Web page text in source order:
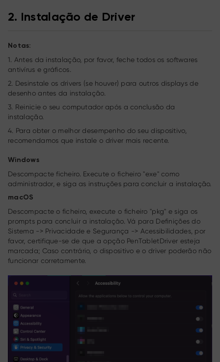
2. Instalação de Driver
Notas:
1. Antes da instalação, por favor, feche todos os softwares
antivírus e gráficos.
2. Desinstale os drivers (se houver) para outros displays de
desenho antes da instalação.
3. Reinicie o seu computador após a conclusão da
instalação.
4. Para obter o melhor desempenho do seu dispositivo,
recomendamos que instale o driver mais recente.
Windows
Descompacte ficheiro. Execute o ficheiro "exe" como
administrador, e siga as instruções para concluir a instalação.
macOS
Descompacte o ficheiro, execute o ficheiro "pkg" e siga os
prompts para concluir a instalação. Vá para Definições do
Sistema -> Privacidade e Segurança -> Acessibilidades, por
favor, certifique-se de que a opção PenTabletDriver esteja
marcada; Caso contrário, o dispositivo e o driver poderão não
funcionar corretamente.